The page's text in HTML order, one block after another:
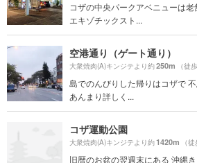
コザの中央パークアベニューは
エキゾチックスト...
空港通り（ゲート通り）
大衆焼肉(A)キンジテより約250m （徒
島でのんびりした帰りはコザで
あんまり詳しく...
コザ運動公園
大衆焼肉(A)キンジテより約1420m （
旧暦のお盆の翌週末にある 沖縄